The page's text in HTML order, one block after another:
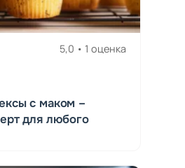
5,0 • 1 оценка
с маком –
для любого